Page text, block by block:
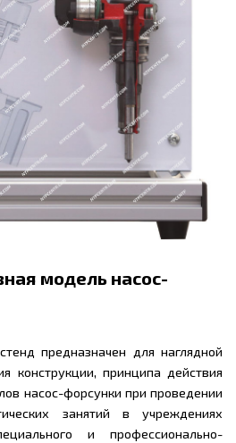
модель насос-
предназначен для наглядной
конструкции, принципа действия
насос-форсунки при проведении
занятий в учреждениях
и профессионально-